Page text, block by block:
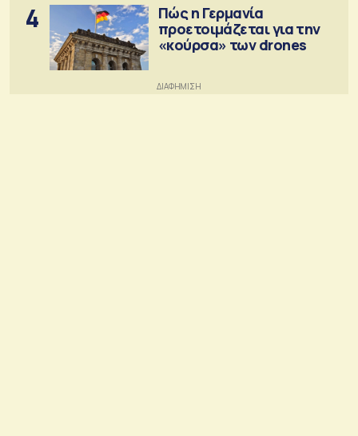
4
Πώς η Γερμανία
προετοιμάζεται για την
«κούρσα» των drones